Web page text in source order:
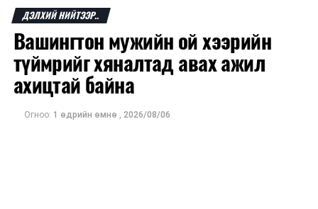
“Уралдронзавод” компани 2023 онд Екатеринбург
хотод байгуулагдсан бөгөөд нисгэгчгүй нисэх
төхөөрөмж үйлдвэрлэдэг аж. Тус компанийн 2025
оны орлого 6.2 тэрбум рубль, цэвэр ашиг нь 1.9
тэрбум рубльд хүрсэн гэж РБК мэдээлсэн байна.
Одоогоор дэлбэрэлтийн шалтгаан, хэрэгт холбоотой
ДЭЛХИЙ НИЙТЭЭР..
Вашингтон мужийн ой хээрийн
түймрийг хяналтад авах ажил
ахицтай байна
Огноо: 1 өдрийн өмнө , 2026/08/06